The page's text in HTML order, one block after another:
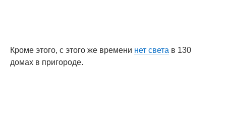
Кроме этого, с этого же времени нет света в 130
домах в пригороде.